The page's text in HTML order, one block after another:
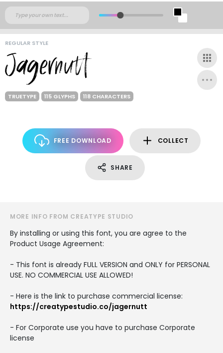
REGULAR STYLE
TRUETYPE 115 GLYPHS 118 CHARACTERS
FREE DOWNLOAD COLLECT
SHARE
MORE INFO FROM CREATYPE STUDIO
By installing or using this font, you are agree to the
Product Usage Agreement:
- This font is already FULL VERSION and ONLY for PERSONAL
USE. NO COMMERCIAL USE ALLOWED!
- Here is the link to purchase commercial license:
https://creatypestudio.co/jagernutt
- For Corporate use you have to purchase Corporate
license